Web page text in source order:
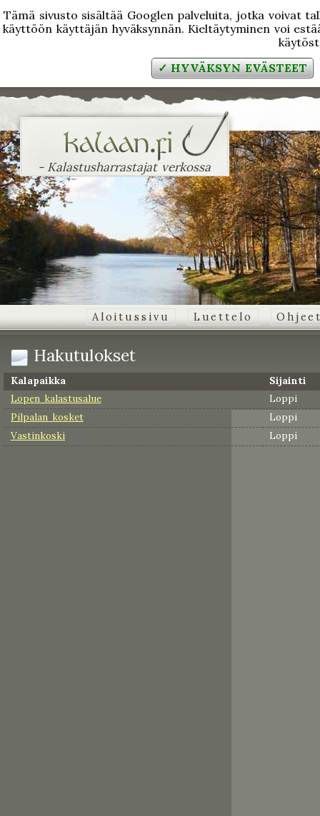
Tämä sivusto sisältää Googlen palveluita, jotka voivat
käyttöön käyttäjän hyväksynnän. Kieltäytyminen voi
✓ HYVÄKSYN EVÄSTEET
- Kalastusharrastajat verkossa
Aloitussivu Luettelo
Hakutulokset
Kalapaikka
Sijainti
Lopen kalastusalue
Loppi
Pilpalan kosket
Loppi
Vastinkoski
Loppi